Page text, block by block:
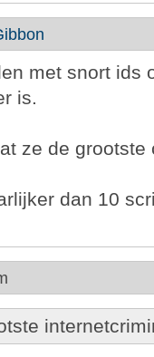
met snort ids
is.
ze de
dan 10